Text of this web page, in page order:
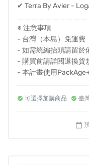
合作設計師｜
✔ Terra By Avier -
※ 注意事項
- 台灣（本島）免運費
- 如需統編抬頭請留於
- 購買前請詳閱退換貨
- 本計畫使用
可選擇加購商品 臺
calendar_today